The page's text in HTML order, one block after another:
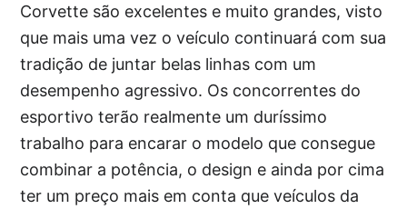
Corvette são excelentes e muito grandes, visto
que mais uma vez o veículo continuará com sua
tradição de juntar belas linhas com um
desempenho agressivo. Os concorrentes do
esportivo terão realmente um duríssimo
trabalho para encarar o modelo que consegue
combinar a potência, o design e ainda por cima
ter um preço mais em conta que veículos da